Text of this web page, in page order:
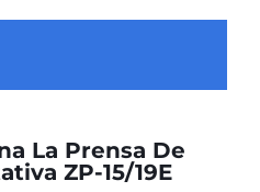
La Prensa De
ZP-15/19E